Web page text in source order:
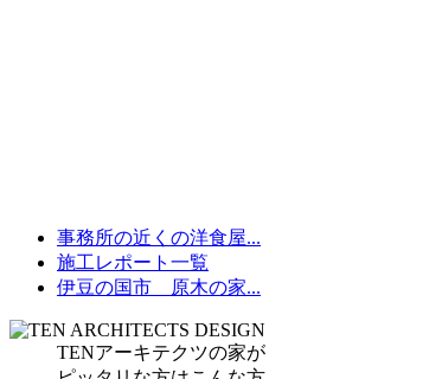
事務所の近くの洋食屋...
施工レポート一覧
伊豆の国市 原木の家...
TENアーキテクツの家が